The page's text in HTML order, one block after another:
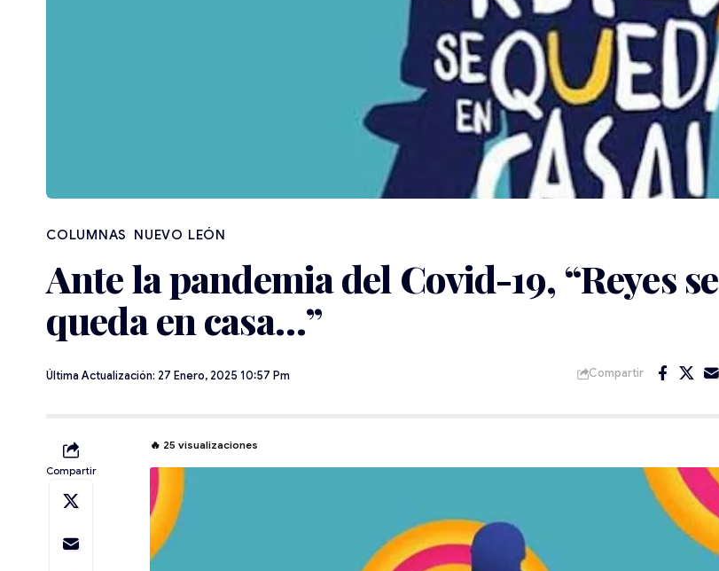
NUEVO LEÓN
Ante la pandemia del Covid-19, “Reyes se
queda en casa…”
Última Actualización: 27 Enero, 2025 10:57 Pm Compartir
Compartir
🔥 25 visualizaciones